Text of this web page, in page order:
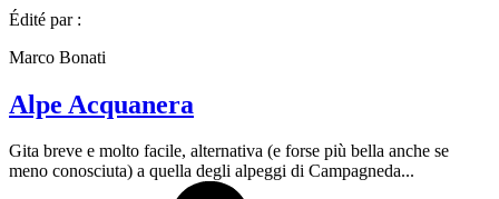
Édité par :
Marco Bonati
Alpe Acquanera
Gita breve e molto facile, alternativa (e forse più bella anche se
meno conosciuta) a quella degli alpeggi di Campagneda...